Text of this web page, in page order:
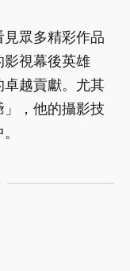
眾多精彩作品
影視幕後英雄
越貢獻。尤其
，他的攝影技